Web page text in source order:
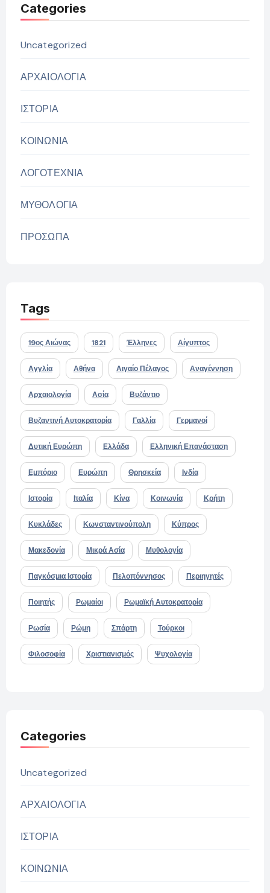
Categories
Uncategorized
ΑΡΧΑΙΟΛΟΓΙΑ
ΙΣΤΟΡΙΑ
ΚΟΙΝΩΝΙΑ
ΛΟΓΟΤΕΧΝΙΑ
ΜΥΘΟΛΟΓΙΑ
ΠΡΟΣΩΠΑ
Tags
19ος Αιώνας 1821 Έλληνες Αίγυπτος
Αγγλία Αθήνα Αιγαίο Πέλαγος Αναγέννηση
Αρχαιολογία Ασία Βυζάντιο
Βυζαντινή Αυτοκρατορία Γαλλία Γερμανοί
Δυτική Ευρώπη Ελλάδα Ελληνική Επανάσταση
Εμπόριο Ευρώπη Θρησκεία Ινδία
Ιστορία Ιταλία Κίνα Κοινωνία Κρήτη
Κυκλάδες Κωνσταντινούπολη Κύπρος
Μακεδονία Μικρά Ασία Μυθολογία
Παγκόσμια Ιστορία Πελοπόννησος Περιηγητές
Ποιητής Ρωμαίοι Ρωμαϊκή Αυτοκρατορία
Ρωσία Ρώμη Σπάρτη Τούρκοι
Φιλοσοφία Χριστιανισμός Ψυχολογία
Categories
Uncategorized
ΑΡΧΑΙΟΛΟΓΙΑ
ΙΣΤΟΡΙΑ
ΚΟΙΝΩΝΙΑ